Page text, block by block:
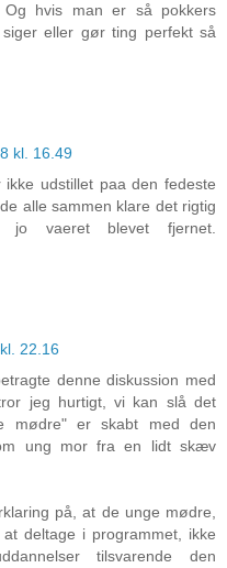
Og hvis man er så pokkers
eller gør ting perfekt så
kl. 16.49
udstillet paa den fedeste
alle sammen klare det rigtig
vaeret blevet fjernet.
22.16
denne diskussion med
jeg hurtigt, vi kan slå det
mødre" er skabt med den
ung mor fra en lidt skæv
på, at de unge mødre,
deltage i programmet, ikke
tilsvarende den